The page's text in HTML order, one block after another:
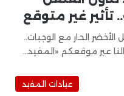
تأثير غير متوقع
الحار مع الوجبات..
عبر موقعكم «المفيد…
عيادات المفيد